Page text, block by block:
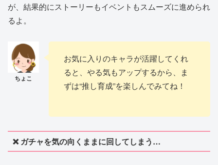
が、結果的にストーリーもイベントもスムーズに進められ
るよ。
お気に入りのキャラが活躍してくれ
ると、やる気もアップするから、ま
ずは“推し育成”を楽しんでみてね！
❌ ガチャを気の向くままに回してしまう…